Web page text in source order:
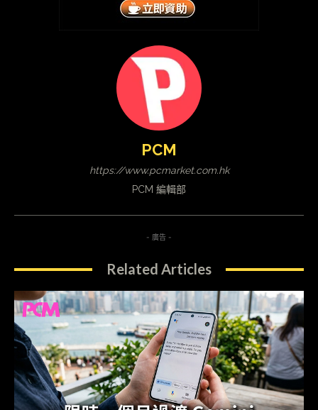
PCM
https://www.pcmarket.com.hk
PCM 編輯部
- 廣告 -
Related Articles